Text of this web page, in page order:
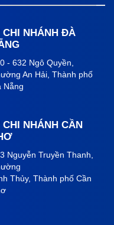
CHI NHÁNH ĐÀ
- 632 Ngô Quyền,
An Hải , Thành phố
Nẵng
CHI NHÁNH CẦN
Nguyễn Truyền Thanh,
Thủy, Thành phố Cần